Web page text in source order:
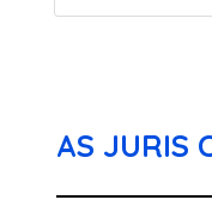
AS JURIS